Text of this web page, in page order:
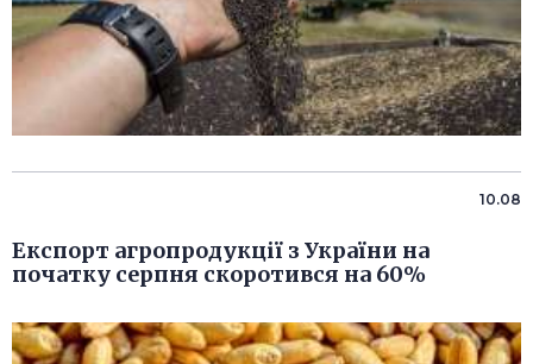
10.08
Експорт агропродукції з України на
початку серпня скоротився на 60%